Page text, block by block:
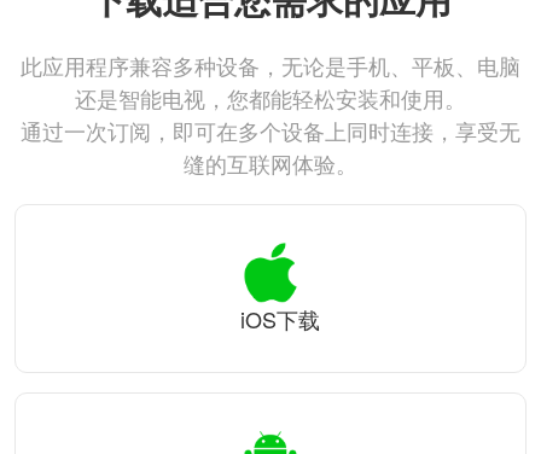
此应用程序兼容多种设备，无论是手机、平板、电脑
还是智能电视，您都能轻松安装和使用。
通过一次订阅，即可在多个设备上同时连接，享受无
缝的互联网体验。
iOS下载